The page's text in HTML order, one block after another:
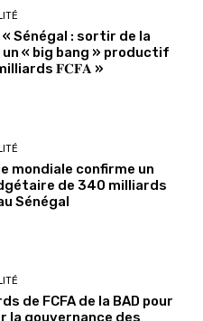
« Sénégal : sortir de la
« big bang » productif
𝐅𝐂𝐅𝐀 »
mondiale confirme un
de 340 milliards
Sénégal
de FCFA de la BAD pour
la gouvernance des